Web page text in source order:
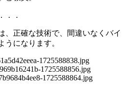
．．
、正確な技術で、間違いなくバイ
うになります。